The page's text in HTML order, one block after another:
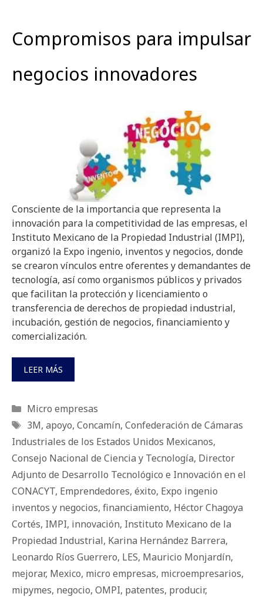
Compromisos para impulsar
negocios innovadores
Consciente de la importancia que representa la
innovación para la competitividad de las empresas, el
Instituto Mexicano de la Propiedad Industrial (IMPI),
organizó la Expo ingenio, inventos y negocios, donde
se crearon vínculos entre oferentes y demandantes de
tecnología, así como organismos públicos y privados
que facilitan la protección y licenciamiento o
transferencia de derechos de propiedad industrial,
incubación, gestión de negocios, financiamiento y
comercialización.
LEER MÁS
Categorías
Micro empresas
Etiquetas
3M, apoyo, Concamín, Confederación de Cámaras
Industriales de los Estados Unidos Mexicanos,
Consejo Nacional de Ciencia y Tecnología, Director
Adjunto de Desarrollo Tecnológico e Innovación en el
CONACYT, Emprendedores, éxito, Expo ingenio
inventos y negocios, financiamiento, Héctor Chagoya
Cortés, IMPI, innovación, Instituto Mexicano de la
Propiedad Industrial, Karina Hernández Barrera,
Leonardo Ríos Guerrero, LES, Mauricio Monjardín,
mejorar, Mexico, micro empresas, microempresarios,
mipymes, negocio, OMPI, patentes, producir,